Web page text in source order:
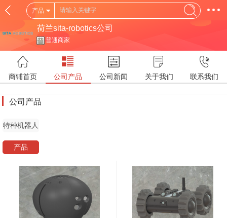
产品
荷兰sita-robotics公司
普通商家
商铺首页 公司产品 公司新闻 关于我们 联系我们
公司产品
特种机器人
产品